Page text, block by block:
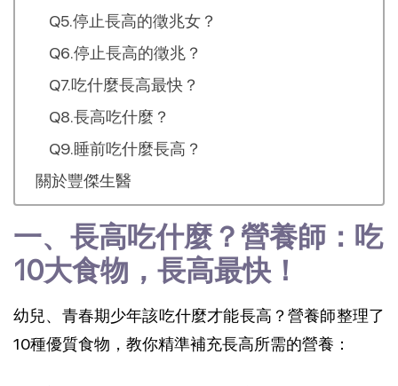
Q5.停止長高的徵兆女？
Q6.停止長高的徵兆？
Q7.吃什麼長高最快？
Q8.長高吃什麼？
Q9.睡前吃什麼長高？
關於豐傑生醫
一、長高吃什麼？營養師：吃
10大食物，長高最快！
幼兒、青春期少年該吃什麼才能長高？營養師整理了
10種優質食物，教你精準補充長高所需的營養：